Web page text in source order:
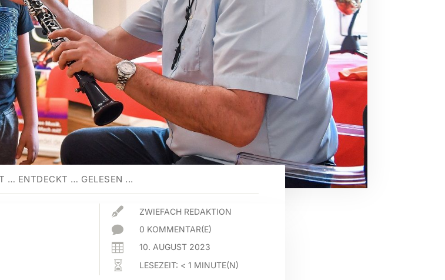
… ENTDECKT … GELESEN ...
 ZWIEFACH REDAKTION
 0 KOMMENTAR(E)
 10. AUGUST 2023
 LESEZEIT: < 1 MINUTE(N)